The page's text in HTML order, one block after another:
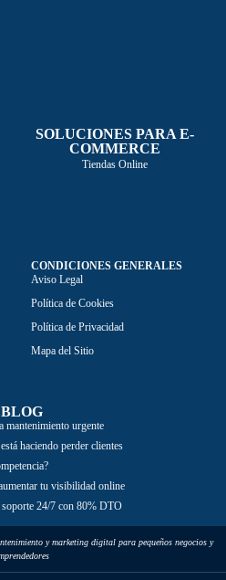
SOLUCIONES PARA E-
COMMERCE
Tiendas Online
CONDICIONES GENERALES
Aviso Legal
Política de Cookies
Política de Privacidad
Mapa del Sitio
BLOG
mantenimiento urgente
haciendo perder clientes
tu visibilidad online
24/7 con 80% DTO
y marketing digital para pequeños negocios y